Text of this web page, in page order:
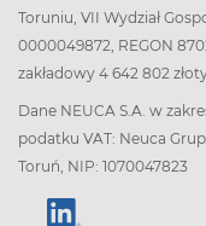
Toruniu, VII Wydział
0000049872, REGON
zakładowy 4 642 802
Dane NEUCA S.A. w
podatku VAT: Neuca
Toruń, NIP: 1070047823